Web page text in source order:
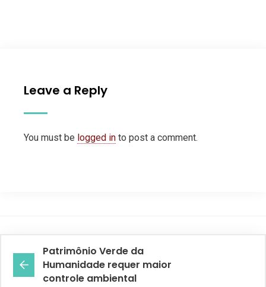
Leave a Reply
You must be logged in to post a comment.
Patrimônio Verde da
Humanidade requer maior
controle ambiental